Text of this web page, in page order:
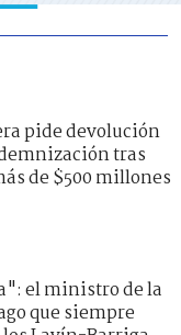
pide devolución
tras
de $500 millones
el ministro de la
que siempre